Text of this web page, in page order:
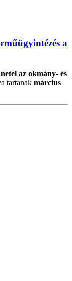
a
az okmány- és
tartanak március